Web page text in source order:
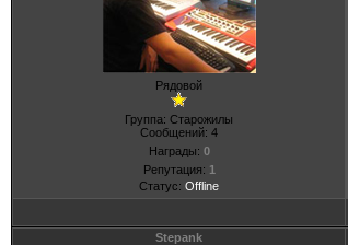
Рядовой
Группа: Старожилы
Сообщений: 4
Награды: 0
Репутация: 1
Статус: Offline
Stepank